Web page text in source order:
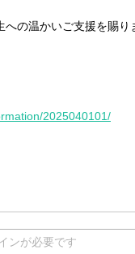
の温かいご支援を賜り
2025040101/